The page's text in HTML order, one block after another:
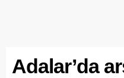
Adalar’da